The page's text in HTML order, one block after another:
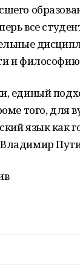
все
и
единый
того, для
язык как